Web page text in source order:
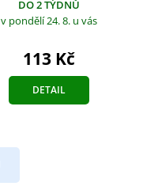
DO 2 TÝDNŮ
v pondělí 24. 8. u vás
113 Kč
DETAIL